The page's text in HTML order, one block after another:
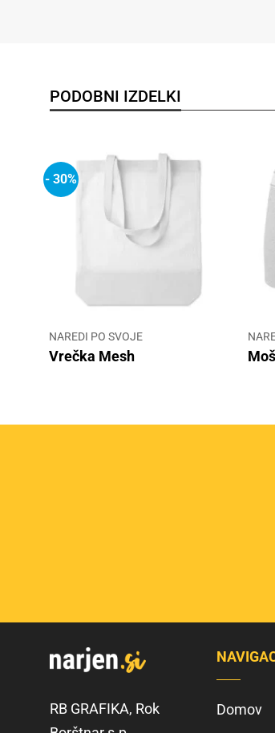
PODOBNI IZDELKI
- 30%
NAREDI PO SVOJE
Vrečka Mesh
RB GRAFIKA, Rok
Domov